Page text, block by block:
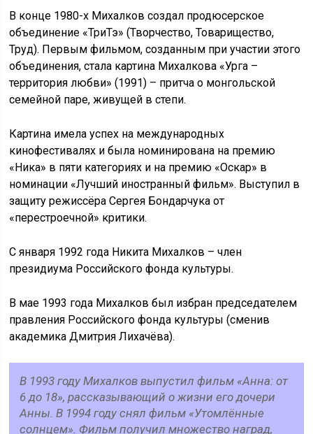
В конце 1980-х Михалков создал продюсерское
объединение «ТриТэ» (Творчество, Товарищество,
Труд). Первым фильмом, созданным при участии этого
объединения, стала картина Михалкова «Урга –
территория любви» (1991) – притча о монгольской
семейной паре, живущей в степи.
Картина имела успех на международных
кинофестивалях и была номинирована на премию
«Ника» в пяти категориях и на премию «Оскар» в
номинации «Лучший иностранный фильм». Выступил в
защиту режиссёра Сергея Бондарчука от
«перестроечной» критики.
С января 1992 года Никита Михалков – член
президиума Российского фонда культуры.
В мае 1993 года Михалков был избран председателем
правления Российского фонда культуры (сменив
академика Дмитрия Лихачёва).
В 1993 году Михалков выпустил фильм «Анна: от
6 до 18», рассказывающий о жизни его дочери
Анны. В 1994 году снял фильм «Утомлённые
солнцем». Фильм получил множество наград,